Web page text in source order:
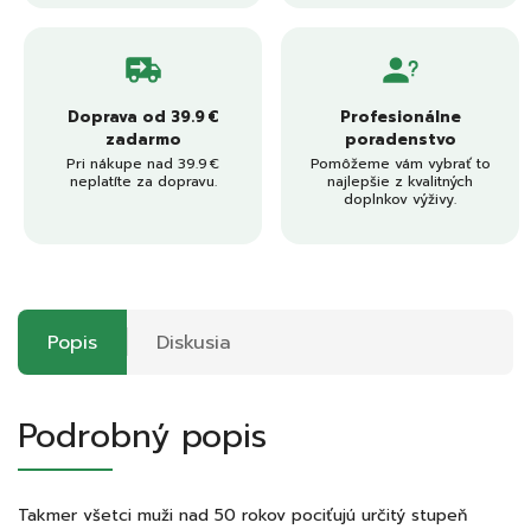
Doprava od 39.9 €
zadarmo
Pri nákupe nad 39.9 €
neplatíte za dopravu.
Profesionálne
poradenstvo
Pomôžeme vám vybrať to
najlepšie z kvalitných
doplnkov výživy.
Popis Diskusia
Podrobný popis
Takmer všetci muži nad 50 rokov pociťujú určitý stupeň